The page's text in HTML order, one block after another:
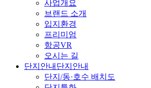
사업개요
브랜드 소개
입지환경
프리미엄
항공VR
오시는 길
단지안내 단지안내
단지/동·호수 배치도